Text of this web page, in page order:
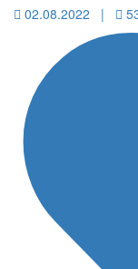
02.08.2022 |